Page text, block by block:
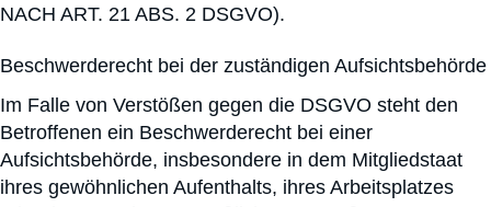
NACH ART. 21 ABS. 2 DSGVO).
Beschwerde­recht bei der zuständigen Aufsichts­behörde
Im Falle von Verstößen gegen die DSGVO steht den
Betroffenen ein Beschwerderecht bei einer
Aufsichtsbehörde, insbesondere in dem Mitgliedstaat
ihres gewöhnlichen Aufenthalts, ihres Arbeitsplatzes